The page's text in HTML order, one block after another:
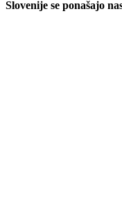
Slovenije se ponašajo